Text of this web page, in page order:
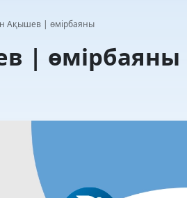
Ақышев | өмірбаяны
| өмірбаяны